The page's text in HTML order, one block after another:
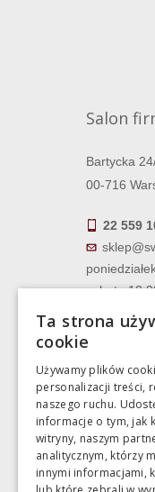
Salon
Bartycka
00-716
22 559
sobota
Ta strona
cookie
Używamy plików
personalizacji treści,
naszego ruchu.
informacje o tym, jak
witryny, naszym
analitycznym, którzy
innymi informacjami,